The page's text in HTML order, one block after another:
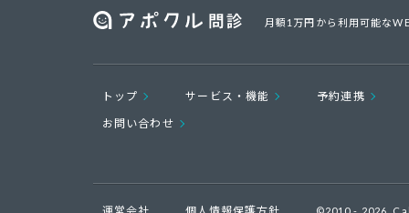
月額1万円から利用可能な
トップ サービス・機能
予約連携
お問い合わせ